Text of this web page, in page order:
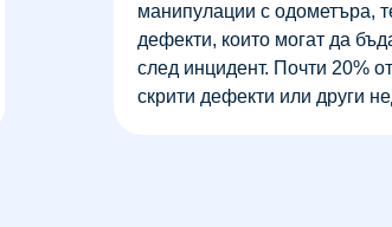
манипулации с одометъра,
дефекти, които могат да
след инцидент. Почти 20%
скрити дефекти или други